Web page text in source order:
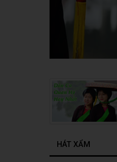
HÁT XẨM